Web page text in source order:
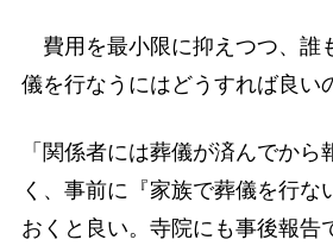
費用を最小限に抑えつつ、誰
儀を行なうにはどうすれば良い
「関係者には葬儀が済んでから
く、事前に『家族で葬儀を行な
おくと良い。寺院にも事後報告